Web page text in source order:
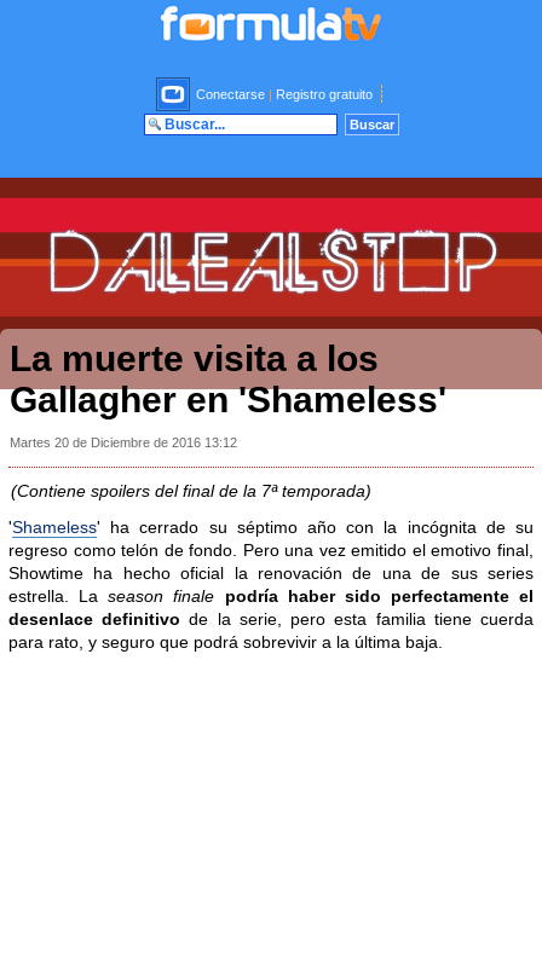
Conectarse | Registro gratuito
La muerte visita a los
Gallagher en 'Shameless'
Martes 20 de Diciembre de 2016 13:12
(Contiene spoilers del final de la 7ª temporada)
'Shameless' ha cerrado su séptimo año con la incógnita de su
regreso como telón de fondo. Pero una vez emitido el emotivo final,
Showtime ha hecho oficial la renovación de una de sus series
estrella. Laseason finale
podría haber sido perfectamente el
desenlace definitivo de la serie, pero esta familia tiene cuerda
para rato, y seguro que podrá sobrevivir a la última baja.